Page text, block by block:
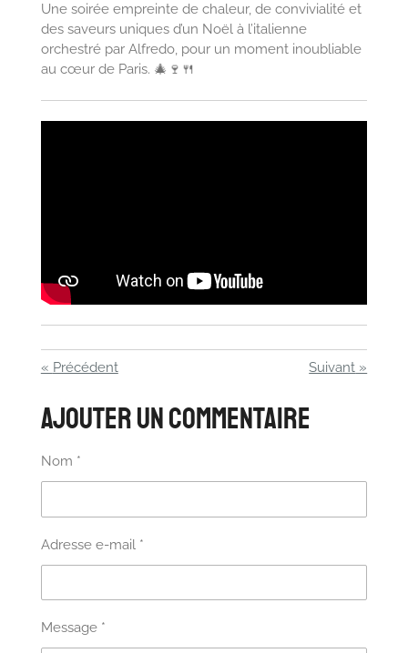
Une soirée empreinte de chaleur, de convivialité et
des saveurs uniques d’un Noël à l’italienne
orchestré par Alfredo, pour un moment inoubliable
au cœur de Paris. 🎄🍷🍴
« Précédent Suivant »
Ajouter un commentaire
Nom *
Adresse e-mail *
Message *